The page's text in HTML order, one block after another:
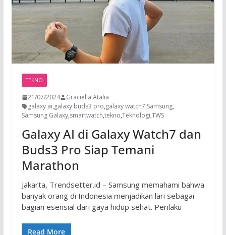
TEKNO
21/07/2024
Graciella Atalia
galaxy ai,galaxy buds3 pro,galaxy watch7,Samsung,
Samsung Galaxy,smartwatch,tekno,Teknologi,TWS
Galaxy AI di Galaxy Watch7 dan
Buds3 Pro Siap Temani
Marathon
Jakarta, Trendsetter.id – Samsung memahami bahwa
banyak orang di Indonesia menjadikan lari sebagai
bagian esensial dari gaya hidup sehat. Perilaku
Read More